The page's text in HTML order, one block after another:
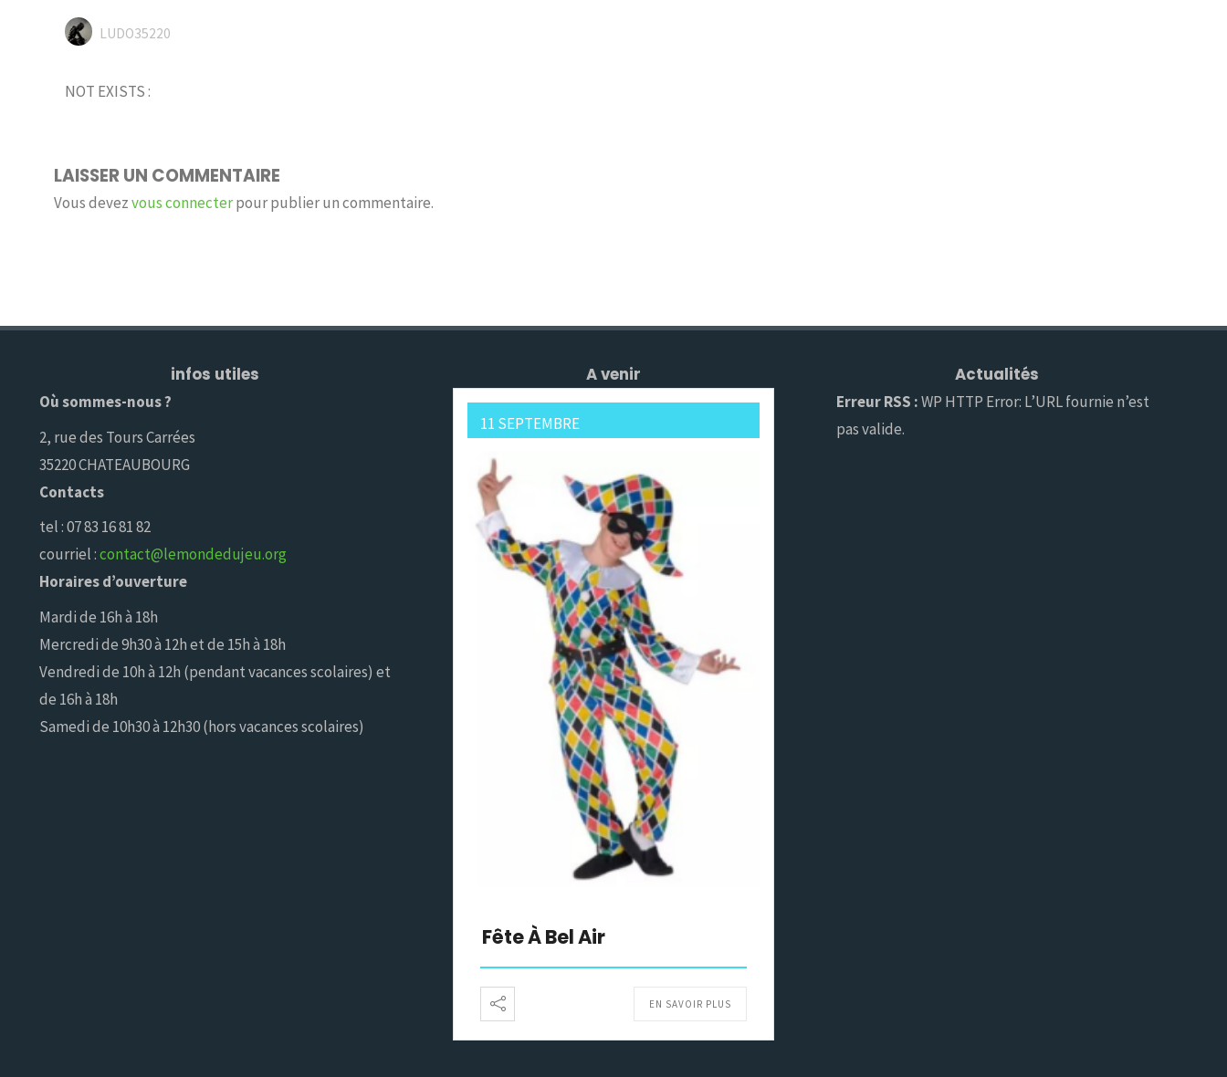
LUDO35220
NOT EXISTS :
LAISSER UN COMMENTAIRE
Vous devezvous connecterpour publier un commentaire.
infos utiles
Où sommes-nous ?
2, rue des Tours Carrées
35220 CHATEAUBOURG
Contacts
tel : 07 83 16 81 82
courriel :contact@lemondedujeu.org
Horaires d’ouverture
Mardi de 16h à 18h
Mercredi de 9h30 à 12h et de 15h à 18h
Vendredi de 10h à 12h (pendant vacances scolaires) et
de 16h à 18h
Samedi de 10h30 à 12h30 (hors vacances scolaires)
A venir
11 SEPTEMBRE
Fête À Bel Air
EN SAVOIR PLUS
Actualités
Erreur RSS :WP HTTP Error: L’URL fournie n’est
pas valide.